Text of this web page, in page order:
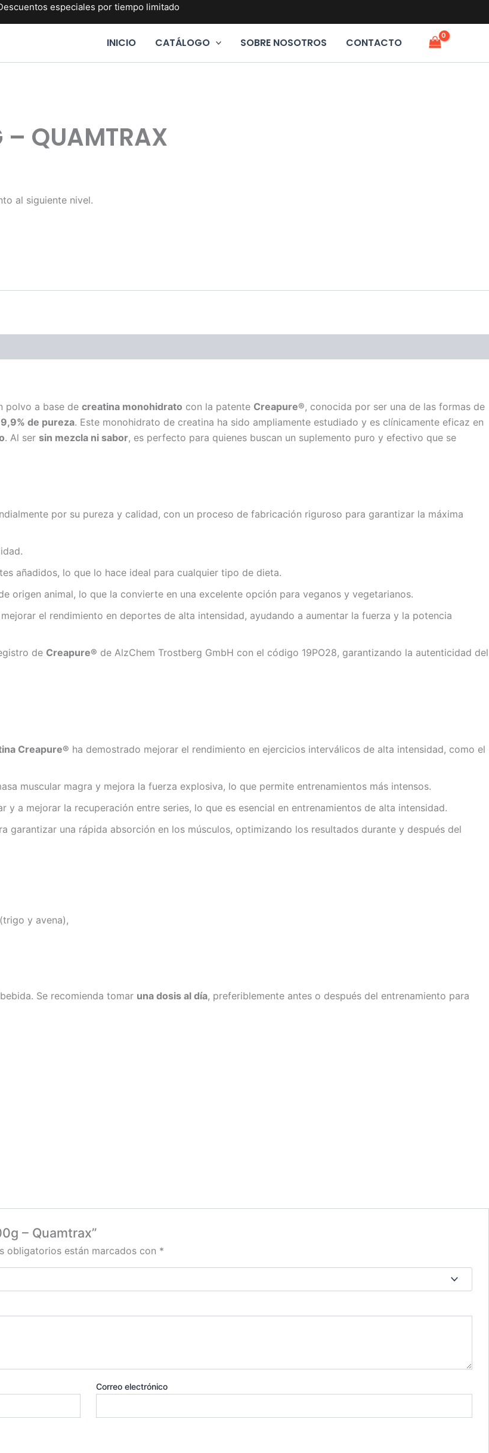
especiales por tiempo limitado
INICIO CATÁLOGO SOBRE NOSOTROS CONTACTO
– QUAMTRAX
al siguiente nivel.
polvo a base de creatina monohidrato con la patente Creapure®, conocida por ser una de las formas de
de pureza. Este monohidrato de creatina ha sido ampliamente estudiado y es clínicamente eficaz en
. Al ser sin mezcla ni sabor, es perfecto para quienes buscan un suplemento puro y efectivo que se
por su pureza y calidad, con un proceso de fabricación riguroso para garantizar la máxima
añadidos, lo que lo hace ideal para cualquier tipo de dieta.
origen animal, lo que la convierte en una excelente opción para veganos y vegetarianos.
el rendimiento en deportes de alta intensidad, ayudando a aumentar la fuerza y la potencia
de Creapure® de AlzChem Trostberg GmbH con el código 19PO28, garantizando la autenticidad del
Creapure® ha demostrado mejorar el rendimiento en ejercicios interválicos de alta intensidad, como el
muscular magra y mejora la fuerza explosiva, lo que permite entrenamientos más intensos.
y a mejorar la recuperación entre series, lo que es esencial en entrenamientos de alta intensidad.
garantizar una rápida absorción en los músculos, optimizando los resultados durante y después del
y avena),
Se recomienda tomar una dosis al día, preferiblemente antes o después del entrenamiento para
– Quamtrax”
obligatorios están marcados con *
Correo electrónico